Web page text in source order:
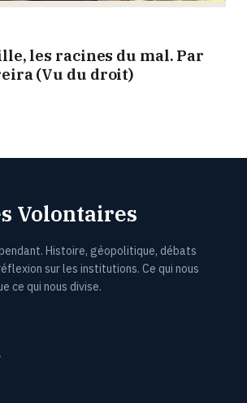
les racines du mal. Par
(Vu du droit)
Volontaires
Histoire, géopolitique, débats
sur les institutions. Ce qui nous
ce qui nous divise.